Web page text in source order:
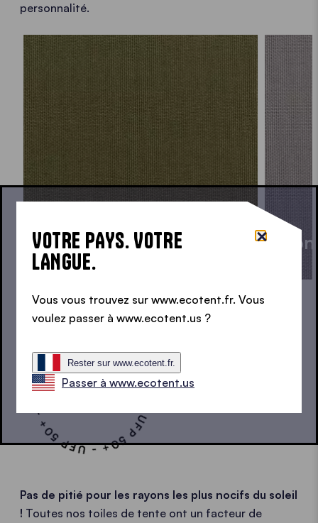
personnalité.
Olive PMS 7763 C
UFP 50+ - UFP 50+ - UFP 50+ - UFP 50+ - UFP 50+ -
Pas de pitié pour les rayons les plus nocifs du soleil
! Toutes nos toiles de tente ont un facteur de
VOTRE PAYS. VOTRE
LANGUE.
Vous vous trouvez sur www.ecotent.fr. Vous
voulez passer à www.ecotent.us ?
Rester sur www.ecotent.fr.
Passer à www.ecotent.us